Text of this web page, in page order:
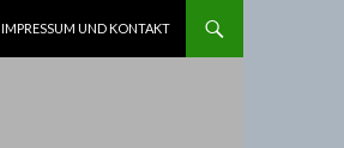
IMPRESSUM UND KONTAKT